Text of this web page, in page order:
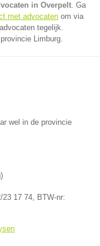
in Overpelt. Ga
met advocaten om via
tegelijk.
Limburg.
wel in de provincie
)
23 17 74, BTW-nr: